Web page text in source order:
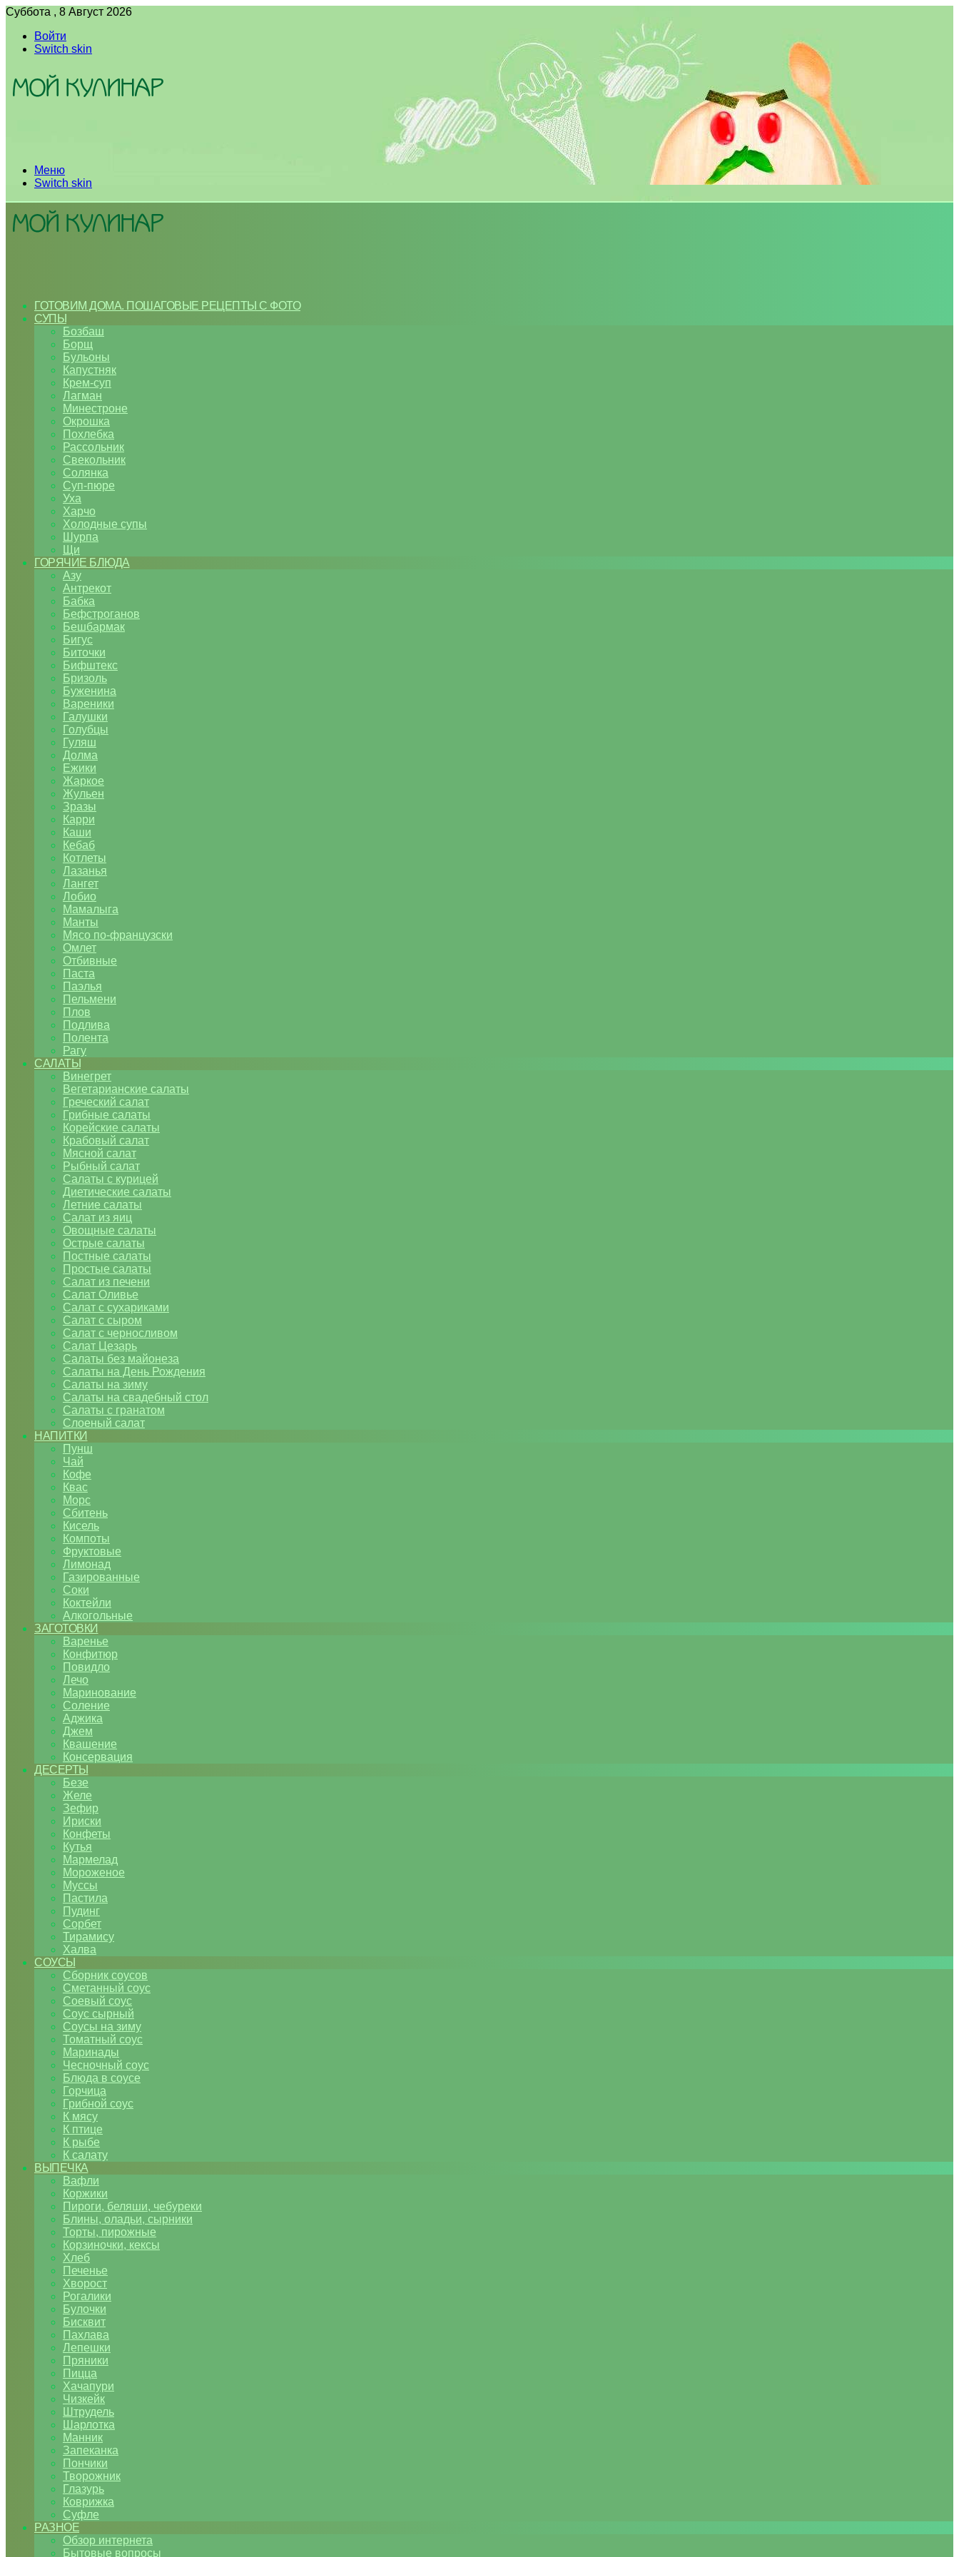
Суббота , 8 Август 2026
Войти
Switch skin
Меню
Switch skin
ГОТОВИМ ДОМА. ПОШАГОВЫЕ РЕЦЕПТЫ С ФОТО
СУПЫ
Бозбаш
Борщ
Бульоны
Капустняк
Крем-суп
Лагман
Минестроне
Окрошка
Похлебка
Рассольник
Свекольник
Солянка
Суп-пюре
Уха
Харчо
Холодные супы
Шурпа
Щи
ГОРЯЧИЕ БЛЮДА
Азу
Антрекот
Бабка
Бефстроганов
Бешбармак
Бигус
Биточки
Бифштекс
Бризоль
Буженина
Вареники
Галушки
Голубцы
Гуляш
Долма
Ежики
Жаркое
Жульен
Зразы
Карри
Каши
Кебаб
Котлеты
Лазанья
Лангет
Лобио
Мамалыга
Манты
Мясо по-французски
Омлет
Отбивные
Паста
Паэлья
Пельмени
Плов
Подлива
Полента
Рагу
САЛАТЫ
Винегрет
Вегетарианские салаты
Греческий салат
Грибные салаты
Корейские салаты
Крабовый салат
Мясной салат
Рыбный салат
Салаты с курицей
Диетические салаты
Летние салаты
Салат из яиц
Овощные салаты
Острые салаты
Постные салаты
Простые салаты
Салат из печени
Салат Оливье
Салат с сухариками
Салат с сыром
Салат с черносливом
Салат Цезарь
Салаты без майонеза
Салаты на День Рождения
Салаты на зиму
Салаты на свадебный стол
Салаты с гранатом
Слоеный салат
НАПИТКИ
Пунш
Чай
Кофе
Квас
Морс
Сбитень
Кисель
Компоты
Фруктовые
Лимонад
Газированные
Соки
Коктейли
Алкогольные
ЗАГОТОВКИ
Варенье
Конфитюр
Повидло
Лечо
Маринование
Соление
Аджика
Джем
Квашение
Консервация
ДЕСЕРТЫ
Безе
Желе
Зефир
Ириски
Конфеты
Кутья
Мармелад
Мороженое
Муссы
Пастила
Пудинг
Сорбет
Тирамису
Халва
СОУСЫ
Сборник соусов
Сметанный соус
Соевый соус
Соус сырный
Соусы на зиму
Томатный соус
Маринады
Чесночный соус
Блюда в соусе
Горчица
Грибной соус
К мясу
К птице
К рыбе
К салату
ВЫПЕЧКА
Вафли
Коржики
Пироги, беляши, чебуреки
Блины, оладьи, сырники
Торты, пирожные
Корзиночки, кексы
Хлеб
Печенье
Хворост
Рогалики
Булочки
Бисквит
Пахлава
Лепешки
Пряники
Пицца
Хачапури
Чизкейк
Штрудель
Шарлотка
Манник
Запеканка
Пончики
Творожник
Глазурь
Коврижка
Суфле
РАЗНОЕ
Обзор интернета
Бытовые вопросы